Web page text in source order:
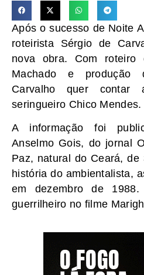
Após o sucesso de Noite
roteirista Sérgio de
nova obra. Com roteiro
Machado e produção
Carvalho quer
seringueiro Chico Mendes.
A informação foi
Anselmo Gois, do jornal
Paz, natural do Ceará,
história do ambientalista,
em dezembro de
guerrilheiro no filme